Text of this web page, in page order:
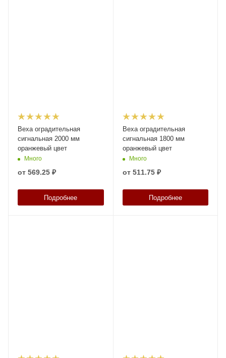
Веха оградительная
сигнальная 2000 мм
оранжевый цвет
Много
от 569.25 ₽
Подробнее
Веха оградительная
сигнальная 1800 мм
оранжевый цвет
Много
от 511.75 ₽
Подробнее